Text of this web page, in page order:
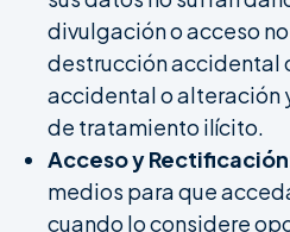
divulgación o acceso
destrucción accidental
accidental o alteración
de tratamiento ilícito.
Acceso y Rectificación
medios para que
cuando lo considere